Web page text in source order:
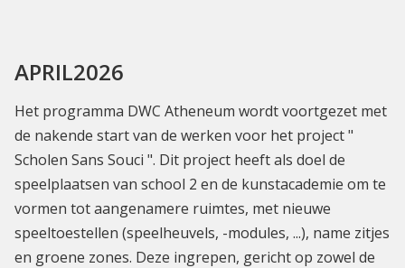
APRIL2026
Het programma DWC Atheneum wordt voortgezet met
de nakende start van de werken voor het project "
Scholen Sans Souci ". Dit project heeft als doel de
speelplaatsen van school 2 en de kunstacademie om te
vormen tot aangenamere ruimtes, met nieuwe
speeltoestellen (speelheuvels, -modules, ...), name zitjes
en groene zones. Deze ingrepen, gericht op zowel de